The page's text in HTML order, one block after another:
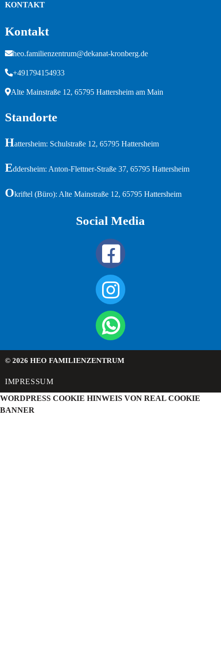
KONTAKT
Kontakt
heo.familienzentrum@dekanat-kronberg.de
+491794154933
Alte Mainstraße 12, 65795 Hattersheim am Main
Standorte
Hattersheim: Schulstraße 12, 65795 Hattersheim
Eddersheim: Anton-Flettner-Straße 37, 65795 Hattersheim
Okriftel (Büro): Alte Mainstraße 12, 65795 Hattersheim
Social Media
© 2026 HEO FAMILIENZENTRUM
IMPRESSUM
WORDPRESS COOKIE HINWEIS VON REAL COOKIE
BANNER